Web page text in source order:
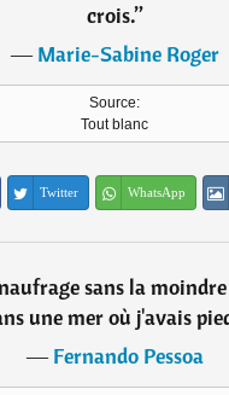
crois.”
―Marie-Sabine Roger
Source:
Tout blanc
Twitter WhatsApp
sans la
une mer où j'avais
―Fernando Pessoa